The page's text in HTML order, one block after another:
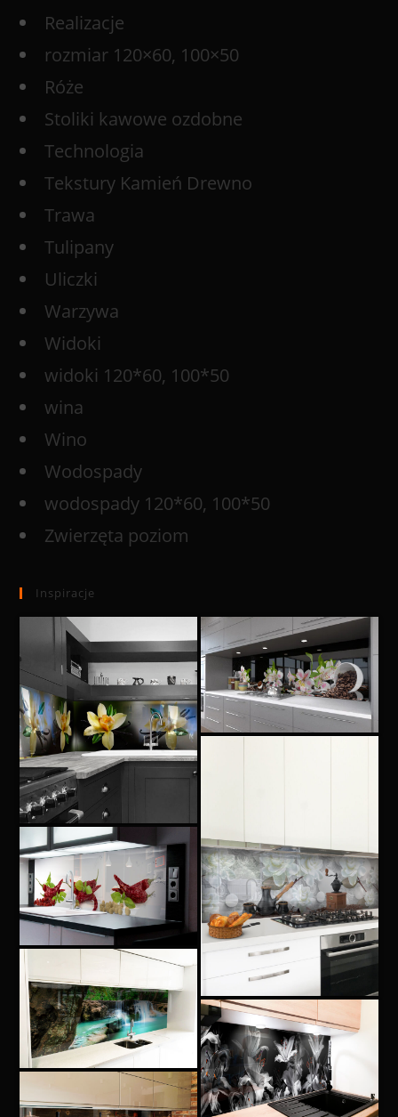
Realizacje
rozmiar 120×60, 100×50
Róże
Stoliki kawowe ozdobne
Technologia
Tekstury Kamień Drewno
Trawa
Tulipany
Uliczki
Warzywa
Widoki
widoki 120*60, 100*50
wina
Wino
Wodospady
wodospady 120*60, 100*50
Zwierzęta poziom
Inspiracje